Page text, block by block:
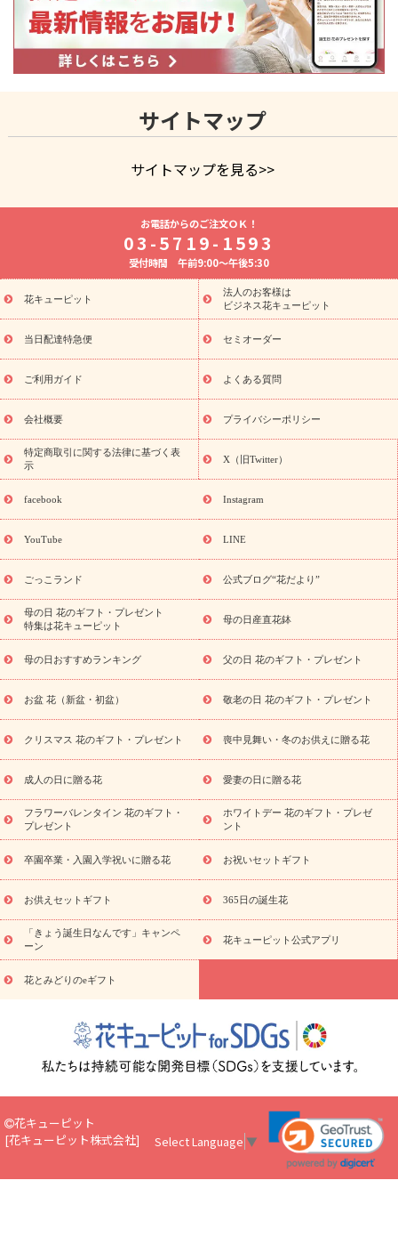
サイトマップ
サイトマップを見る>>
よく贈られる花
お祝いの花特集
誕生日フラワーギフト特
8月の誕生花(トルコキキョウ) 開店・開業祝い
お供え・お悔やみ お供え・お悔やみの花
十九日法要以降に贈る花
通夜・葬儀に贈る花
プリザーブドフラワー
季節のイベント
ひまわり ギフト・プレ
ゼント特集
お盆 花（新盆・初盆） 季節のイベント
（新盆・初盆）
お盆 花（新盆・初盆）
お盆・お供え 花とセッ
トギフト
お盆・お供え プリザーブドフラワー
ト・プレゼント特集
夏の花贈り・お中元・暑中見舞い 花のギフト
特集
敬老の日におくる花ギフト・プレゼント特集
おくる花ギフト・プレゼント特集
敬老の日 花のおすすめランキ
ング
敬老の日 花鉢植えのギフト・プレゼント特集
とセットギフト・プレゼント特集
敬老の日の花 全てのギフト一
覧
キャンペーン
映画『ウォーターガーディアンズ』コラボキャ
ンペーン
「きょう誕生日なんです」キャンペーン
誕生日の花
を探す
誕生日フラワーギフト特集
誕生日フラワーギフト商品一覧
バラ ユリ
トルコキキョウ
8月の誕生花(トルコキキョウ)
9月の誕生花(リンドウ)
ペーン
用途から探す お祝いの花特集 当日配達特急便
退職祝い
結婚記念日 結婚祝い 出産祝い
気祝い
還暦祝い・長寿祝い プチギフト
ペットのお祝いフラ
日配達特急便 お供え
お供え・お悔やみ商品一覧
お供え・お悔
供え お花とセットギフト
お供え プリザーブドフラワー
ペット
のお供えフラワー
お盆（新盆・初盆） その他
お祝い返し
お見舞い
お取り寄せギフト ビジネス用 ご自宅用
観葉
植物
ミディ胡蝶蘭 プリザーブドフラワー
スタイルから探
す
アレンジメント スタンド花 お祝い
悔やみ
胡蝶蘭 胡蝶蘭・花鉢 ミディ胡蝶蘭・お祝い
ミデ
ィ胡蝶蘭・お供え
世界初の青色胡蝶蘭 観葉植物
観葉植物
産直多肉植物
プリザーブドフラワー お祝い
お供え・お悔
やみ
花とセットギフト セミオーダー
プチギフト
（hanamore -ハナモア-）
花とみどりのeギフト
花キューピッ
トのeGfit
カラー イエローオレンジ
の種類
バラ ユリ トルコキキョウ 予算から探す
お祝
い
お祝い・3000円～ お祝い・4000円～ お祝い・5000円～
お祝い・7000円～ お祝い・10000円～
お供え・お悔やみ
お供え・お悔やみ・
お供え・お悔やみ・10000円～
読
注目されている記事 365日の誕生花カレンダー
開店・開業
祝いのマナー
定年退職祝いのマナー
お祝いを贈るときのマナ
ー・ルール
花キューピットのお祝いコラム一覧
誕生日のお花
を「色彩心理学」で選ぶ方法
結婚祝いの予算相場
出産祝いお
ペットのお祝いワンポ
イントアドバイス
スタンド花（フラスタ）のマナー
お見舞い
のマナーとルール
新築引っ越し祝いコラム
お祝い花のマナー
職場上司や先輩へ贈るお祝い花の正解は？
開店祝い
お電話からのご注文ＯＫ！
03-5719-1593
受付時間 午前9:00～午後5:30
花キューピット
法人のお客様は
ビジネス花キューピット
当日配達特急便 セミオーダー
ご利用ガイド よくある質問
会社概要 プライバシーポリシー
特定商取引に関する法律に基づく表
示
X（旧Twitter）
facebook Instagram
YouTube LINE
ごっこランド 公式ブログ“花だより”
母の日 花のギフト・プレゼント
特集は花キューピット
母の日産直花鉢
母の日おすすめランキング 父の日 花のギフト・プレゼント
お盆 花（新盆・初盆） 敬老の日 花のギフト・プレゼント
クリスマス 花のギフト・プレゼント 喪中見舞い・冬のお供えに贈る花
成人の日に贈る花 愛妻の日に贈る花
フラワーバレンタイン 花のギフト・
プレゼント
ホワイトデー 花のギフト・プレゼ
ント
卒園卒業・入園入学祝いに贈る花 お祝いセットギフト
お供えセットギフト 365日の誕生花
「きょう誕生日なんです」キャンペ
ーン
花キューピット公式アプリ
花とみどりのeギフト
花キューピット
[花キューピット株式会社] Select Language ▼